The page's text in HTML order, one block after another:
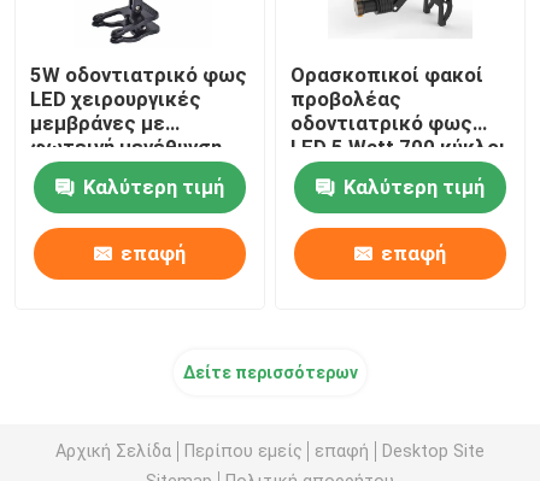
5W οδοντιατρικό φως
LED χειρουργικές
μεμβράνες με
φωτεινή μεγέθυνση
κιονοσκεπτικό
Καλύτερη τιμή
επαφή
Ορασκοπικοί φακοί
προβολέας
οδοντιατρικό φως
LED 5 Watt 700 κύκλοι
Καλύτερη τιμή
επαφή
Δείτε περισσότερων
Αρχική Σελίδα Περίπου εμείς επαφή
Desktop Site